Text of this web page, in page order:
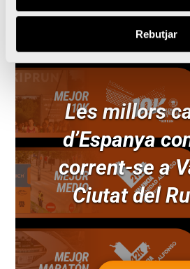
Rebutjar
Les millors
d’Espanya
corrent-se a
Ciutat del